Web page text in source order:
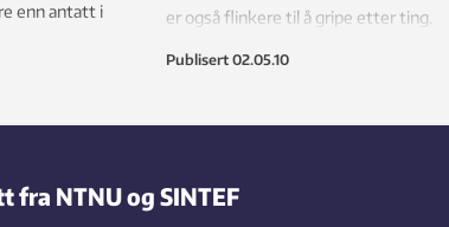
enn antatt i
er også flinkere til å gripe etter ting.
Publisert 02.05.10
fra NTNU og SINTEF